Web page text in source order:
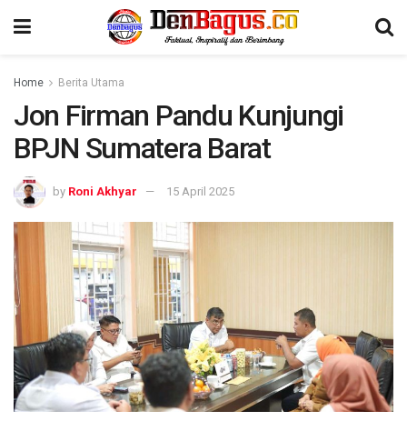
Home Berita Utama
Jon Firman Pandu Kunjungi
BPJN Sumatera Barat
by Roni Akhyar 15 April 2025